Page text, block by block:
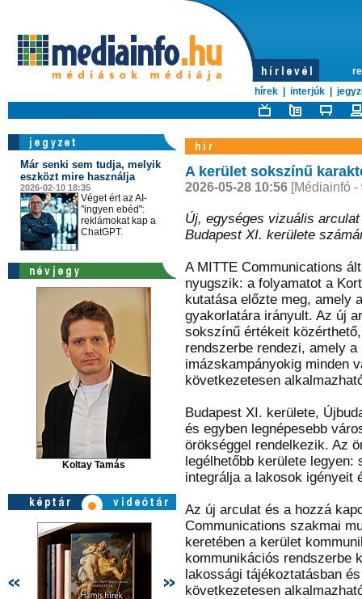
hírek
interjúk
Már senki sem tudja, melyik
eszközt mire használja
2026-02-10 18:35
Véget ért az AI-
"ingyen ebéd":
reklámokat kap a
ChatGPT.
Koltay Tamás
A kerület sokszínű
2026-05-28 10:56[Médiainfó -
Új, egységes vizuális
Budapest XI. kerülete
A MITTE Communications
nyugszik: a folyamatot a
kutatása előzte meg, amely
gyakorlatára irányult. Az új
sokszínű értékeit
rendszerbe rendezi, amely
imázskampányokig minden
következetesen
Budapest XI. kerülete,
és egyben legnépesebb
örökséggel rendelkezik. Az
legélhetőbb kerülete legyen:
integrálja a lakosok igényeit
Az új arculat és a hozzá
Communications szakmai
keretében a kerület
kommunikációs rendszerbe
lakossági tájékoztatásban
következetesen